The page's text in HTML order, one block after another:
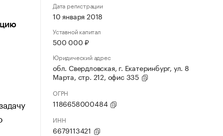
Дата регистрации
10 января 2018
Уставной капитал
500 000 ₽
Юридический адрес
обл. Свердловская, г. Екатеринбург, ул. 8
Марта, стр. 212, офис 335
ОГРН
1186658000484
ИНН
6679113421